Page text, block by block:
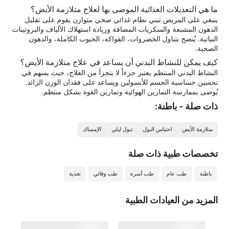
ما هي التعديلات الغذائية الموصى بها لعلاج متلازمة الأيض؟
ينبغي على المريض تبني نظام غذائي صحي متوازن يقوم على تقليل
الدهون المشبعة والسكريات المضافة وزيادة استهلاك الألياف والبروتينات
النباتية. يُنصح بتناول الخضروات، الفواكه، الحبوب الكاملة، والدهون
الصحية.
كيف يمكن للنشاط البدني أن يساعد في علاج متلازمة الأيض؟
النشاط البدني المنتظم يعتبر جزءاً لا يتجزأ من العلاج، حيث يسهم في
تحسين حساسية الجسم للأنسولين ويساعد على فقدان الوزن الزائد.
يُوصى بممارسة التمارين الهوائية وتمارين القوة بشكل منتظم.
ذات صلة - باطنة:
متلازمة الأيض احتباس البول تبول ليلي الإمساك
تخصصات طبیة ذات صلة
باطنة طب عام طب أسرة طب وقائي تغذية
المزيد من العيادات الطبية